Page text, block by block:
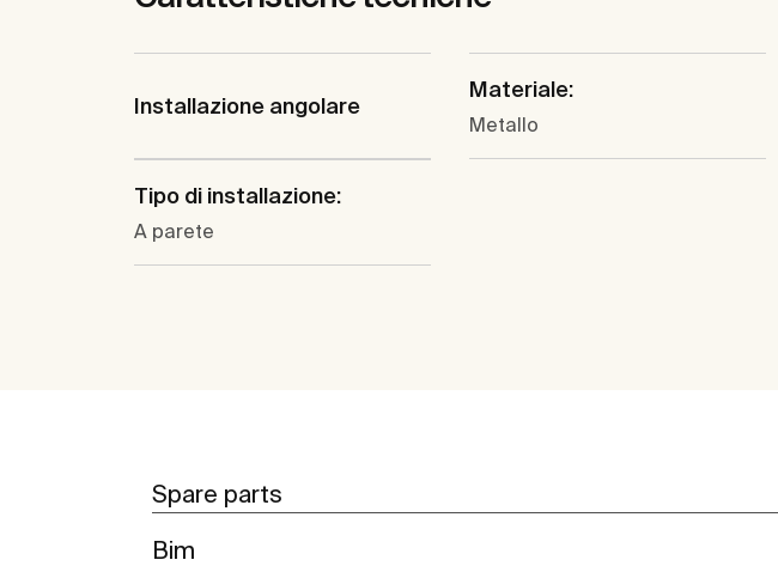
Installazione angolare
Materiale:
Metallo
Tipo di installazione:
A parete
Spare parts
Bim